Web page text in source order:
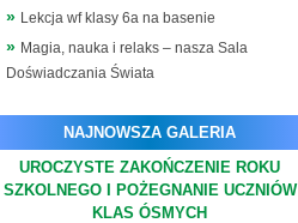
Lekcja wf klasy 6a na basenie
Magia, nauka i relaks – nasza Sala
Doświadczania Świata
NAJNOWSZA GALERIA
UROCZYSTE ZAKOŃCZENIE ROKU
SZKOLNEGO I POŻEGNANIE UCZNIÓW
KLAS ÓSMYCH